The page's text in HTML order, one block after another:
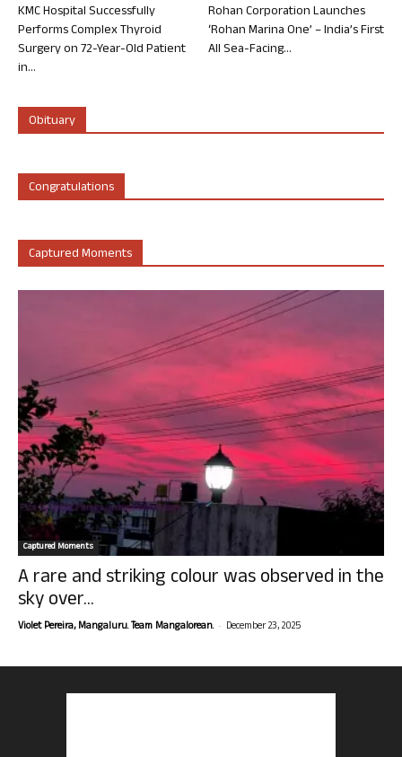
KMC Hospital Successfully
Performs Complex Thyroid
Surgery on 72-Year-Old Patient
in...
Rohan Corporation Launches
‘Rohan Marina One’ – India’s First
All Sea-Facing...
Obituary
Congratulations
Captured Moments
Captured Moments
A rare and striking colour was observed in the
sky over...
Violet Pereira, Mangaluru. Team Mangalorean. - December 23, 2025